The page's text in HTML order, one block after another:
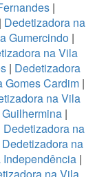
|
| Dedetizadora na
Gumercindo |
na Vila
| Dedetizadora
Gomes Cardim |
na Vila
|
Dedetizadora na
Dedetizadora na
|
na Vila